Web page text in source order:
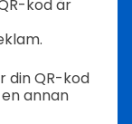
kod är
din QR-kod
annan